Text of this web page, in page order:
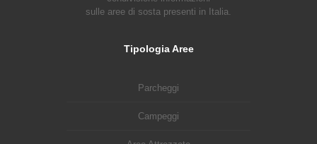
sulle aree di sosta presenti in Italia.
Tipologia Aree
Parcheggi
Campeggi